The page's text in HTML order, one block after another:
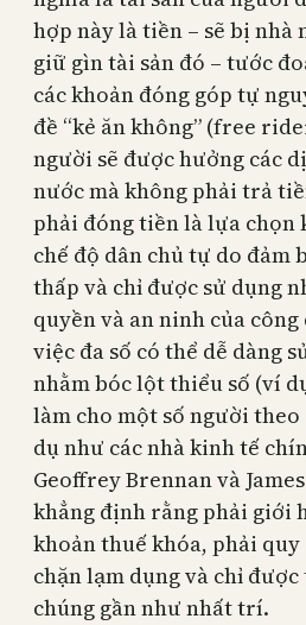
hợp này là tiền – sẽ bị nhà
giữ gìn tài sản đó – tước
các khoản đóng góp tự
đề “kẻ ăn không” (free
người sẽ được hưởng các
nước mà không phải trả
phải đóng tiền là lựa
chế độ dân chủ tự do đảm
thấp và chỉ được sử dụng
quyền và an ninh của
việc đa số có thể dễ dàng
nhằm bóc lột thiểu số (ví
làm cho một số người
dụ như các nhà kinh tế
Geoffrey Brennan và
khẳng định rằng phải giới
khoản thuế khóa, phải
chặn lạm dụng và chỉ
chúng gần như nhất trí.